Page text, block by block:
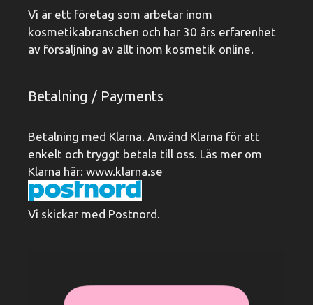
Vi är ett företag som arbetar inom
kosmetikabranschen och har 30 års erfarenhet
av försäljning av allt inom kosmetik online.
Betalning / Payments
Betalning med Klarna. Använd Klarna för att
enkelt och tryggt betala till oss. Läs mer om
Klarna här: www.klarna.se
Vi skickar med Postnord.